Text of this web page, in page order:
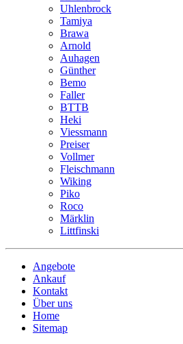
Uhlenbrock
Tamiya
Brawa
Arnold
Auhagen
Günther
Bemo
Faller
BTTB
Heki
Viessmann
Preiser
Vollmer
Fleischmann
Wiking
Piko
Roco
Märklin
Littfinski
Angebote
Ankauf
Kontakt
Über uns
Home
Sitemap